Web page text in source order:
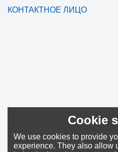
КОНТАКТНОЕ ЛИЦО
Cookie
We use cookies to provide
experience. They also allow